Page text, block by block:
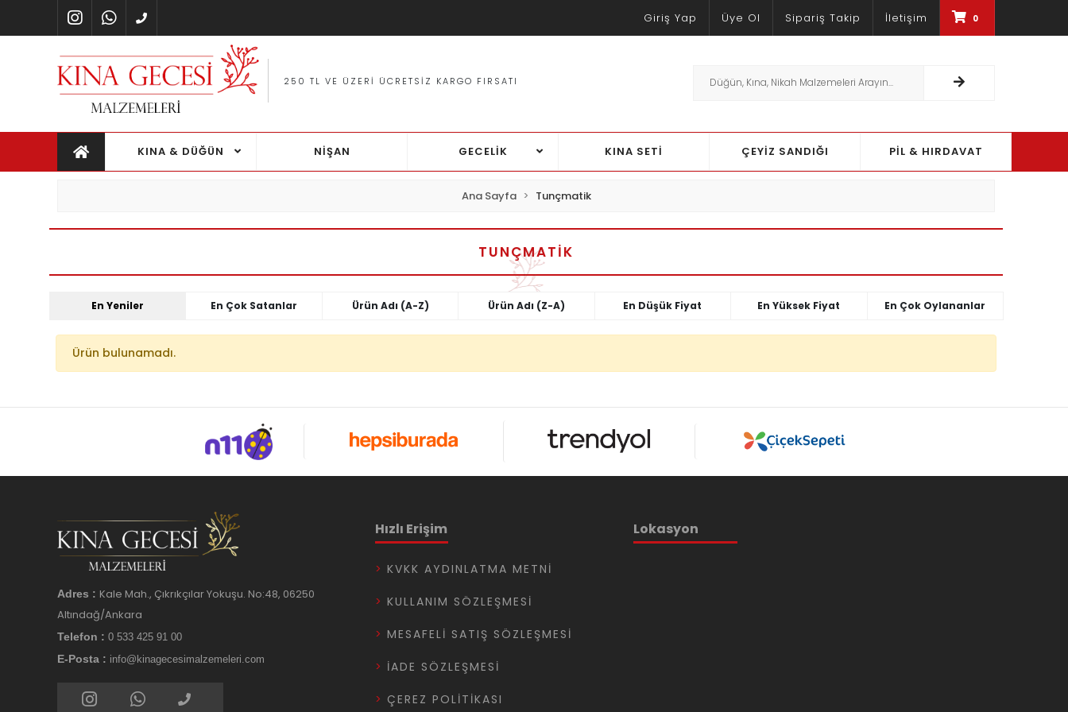
Giriş Yap Üye Ol Sipariş Takip İletişim 0
YÖNTEMI ILE %100 GÜVENLI ALIŞVERIŞ 250 TL VE ÜZERI ÜCRETSIZ KARGO FIRSATI TÜM ÜRÜNLERDE %30'A VARAN INDIRIMLER
KINA & DÜĞÜN NİŞAN GECELİK KINA SETİ ÇEYİZ SANDIĞI PİL & HIRDAVAT
Ana Sayfa Tunçmatik
TUNÇMATIK
En Yeniler En Çok Satanlar Ürün Adı (A-Z) Ürün Adı (Z-A) En Düşük Fiyat En Yüksek Fiyat En Çok Oylananlar
Ürün bulunamadı.
Adres : Kale Mah., Çıkrıkçılar Yokuşu. No:48, 06250
Altındağ/Ankara
Telefon : 0 533 425 91 00
E-Posta : info@kinagecesimalzemeleri.com
Hızlı Erişim
KVKK AYDINLATMA METNI
KULLANIM SÖZLEŞMESI
MESAFELI SATIŞ SÖZLEŞMESI
İADE SÖZLEŞMESI
ÇEREZ POLITIKASI
Lokasyon